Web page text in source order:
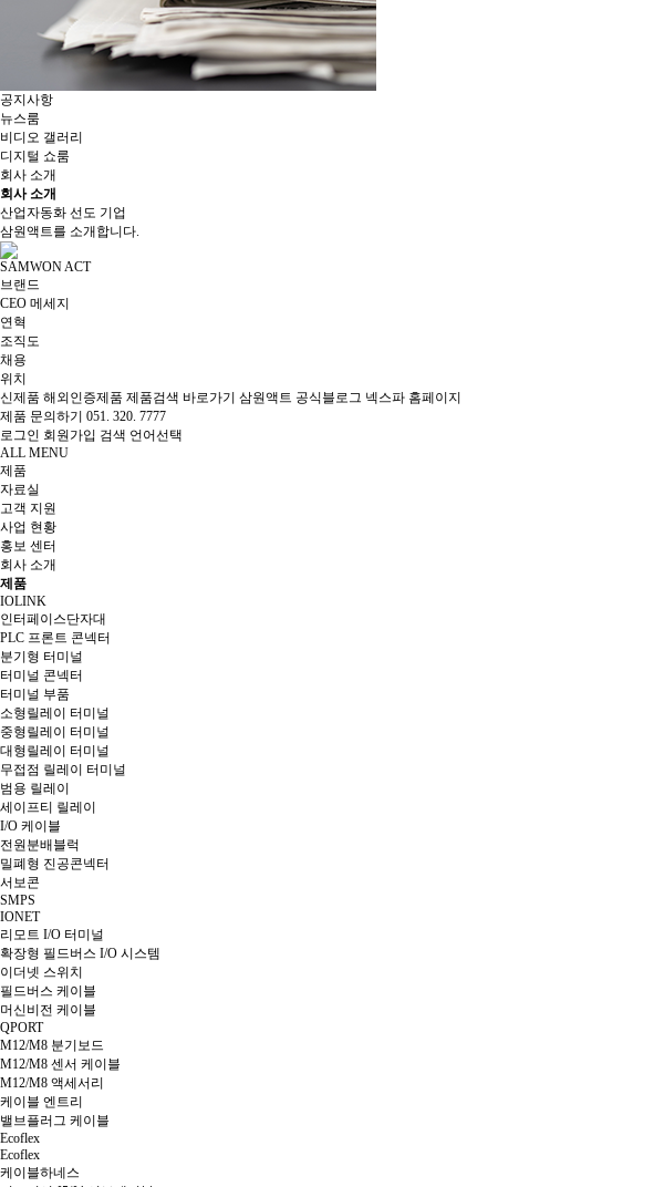
공지사항
뉴스룸
비디오 갤러리
디지털 쇼룸
회사 소개
회사 소개
산업자동화 선도 기업
삼원액트를 소개합니다.
SAMWON ACT
브랜드
CEO 메세지
연혁
조직도
채용
위치
신제품 해외인증제품 제품검색 바로가기 삼원액트 공식블로그 넥스파 홈페이지
제품 문의하기 051. 320. 7777
로그인 회원가입 검색 언어선택
ALL MENU
제품
자료실
고객 지원
사업 현황
홍보 센터
회사 소개
제품
IOLINK
인터페이스단자대
PLC 프론트 콘넥터
분기형 터미널
터미널 콘넥터
터미널 부품
소형릴레이 터미널
중형릴레이 터미널
대형릴레이 터미널
무접점 릴레이 터미널
범용 릴레이
세이프티 릴레이
I/O 케이블
전원분배블럭
밀폐형 진공콘넥터
서보콘
SMPS
IONET
리모트 I/O 터미널
확장형 필드버스 I/O 시스템
이더넷 스위치
필드버스 케이블
머신비전 케이블
QPORT
M12/M8 분기보드
M12/M8 센서 케이블
M12/M8 액세서리
케이블 엔트리
밸브플러그 케이블
Ecoflex
Ecoflex
케이블하네스